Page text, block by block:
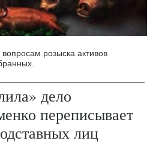
розыска активов
дело
переписывает
лиц